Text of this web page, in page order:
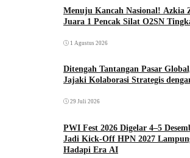
Menuju Kancah Nasional! Azkia
Juara 1 Pencak Silat O2SN
1 Agustus 2026
Ditengah Tantangan Pasar
Jajaki Kolaborasi Strategis
29 Juli 2026
PWI Fest 2026 Digelar 4–5
Jadi Kick-Off HPN 2027
Hadapi Era AI